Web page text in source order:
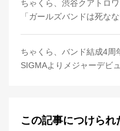
ちゃくら、渋谷クアトロ
「ガールズバンドは死な
ちゃくら、バンド結成4周
SIGMAよりメジャーデビ
この記事につけられ